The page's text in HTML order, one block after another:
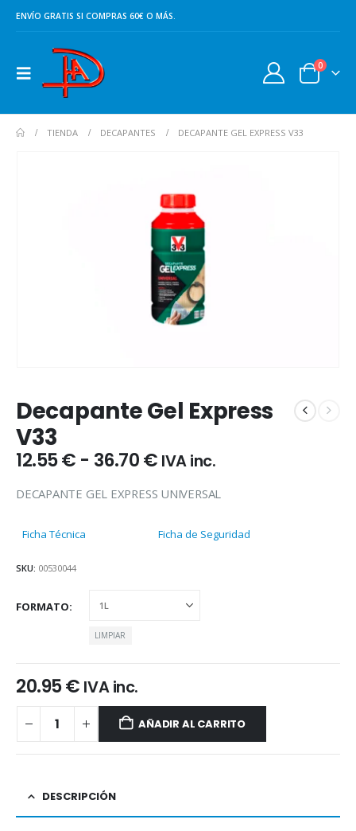
ENVÍO GRATIS SI COMPRAS 60€ O MÁS.
0
TIENDA DECAPANTES DECAPANTE GEL EXPRESS V33
Decapante Gel Express
V33
12.55€ - 36.70€Rango
precios:
12.55 €
IVA inc.
DECAPANTE GEL EXPRESS UNIVERSAL
Ficha Técnica Ficha de Seguridad
SKU: 00530044
FORMATO
LIMPIAR
20.95€ IVA inc.
AÑADIR AL CARRITO
DESCRIPCIÓN